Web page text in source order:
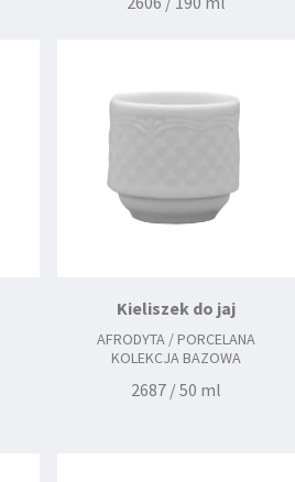
Kieliszek do jaj
AFRODYTA / PORCELANA
KOLEKCJA BAZOWA
2687 / 50 ml